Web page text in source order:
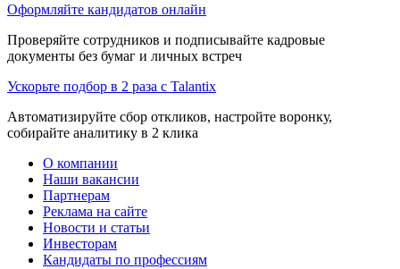
Оформляйте кандидатов онлайн
Проверяйте сотрудников и подписывайте кадровые
документы без бумаг и личных встреч
Ускорьте подбор в 2 раза с Talantix
Автоматизируйте сбор откликов, настройте воронку,
собирайте аналитику в 2 клика
О компании
Наши вакансии
Партнерам
Реклама на сайте
Новости и статьи
Инвесторам
Кандидаты по профессиям